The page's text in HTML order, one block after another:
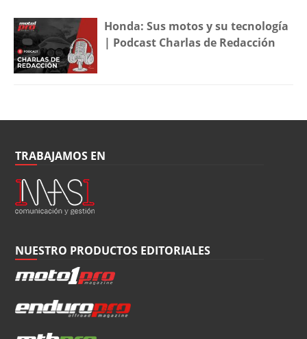
Honda: Sus motos y su tecnología
| Podcast Charlas de Redacción
TRABAJAMOS EN
NUESTRO PRODUCTOS EDITORIALES